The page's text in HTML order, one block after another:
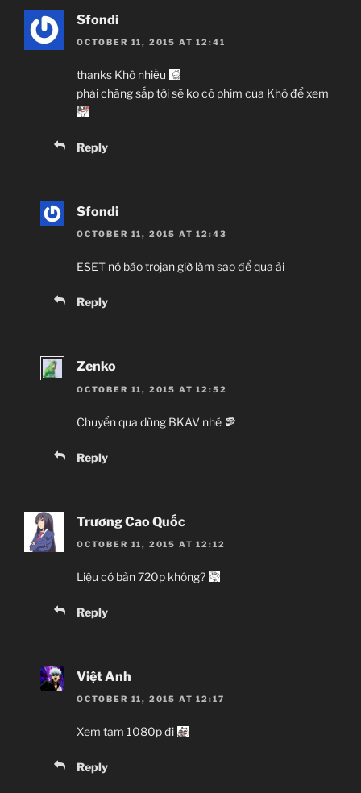
Sfondi
OCTOBER 11, 2015 AT 12:41
thanks Khô nhiều
phải chăng sắp tới sẽ ko có phim của Khô để xem
Reply
Sfondi
OCTOBER 11, 2015 AT 12:43
ESET nó báo trojan giờ làm sao để qua ải
Reply
Zenko
OCTOBER 11, 2015 AT 12:52
Chuyển qua dùng BKAV nhé
Reply
Trương Cao Quốc
OCTOBER 11, 2015 AT 12:12
Liệu có bản 720p không?
Reply
Việt Anh
OCTOBER 11, 2015 AT 12:17
Xem tạm 1080p đi
Reply